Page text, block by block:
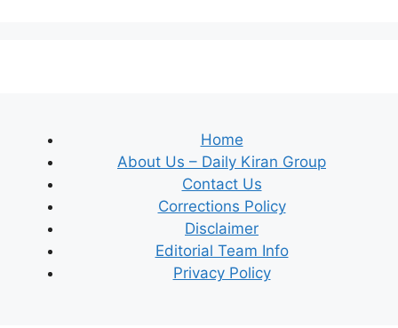
Home
About Us – Daily Kiran Group
Contact Us
Corrections Policy
Disclaimer
Editorial Team Info
Privacy Policy